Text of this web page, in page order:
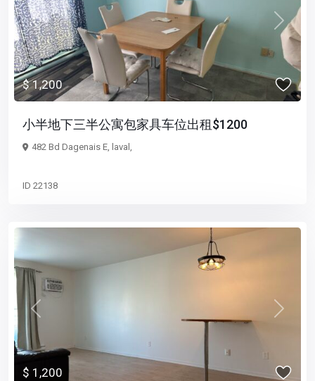
Previous Next
$ 1,200
小半地下三半公寓包家具车位出租$1200
482 Bd Dagenais E, laval,
ID 22138
Previous Next
$ 1,200